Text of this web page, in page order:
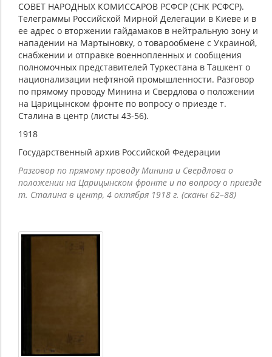
СОВЕТ НАРОДНЫХ КОМИССАРОВ РСФСР (СНК РСФСР).
Телеграммы Российской Мирной Делегации в Киеве и в
ее адрес о вторжении гайдамаков в нейтральную зону и
нападении на Мартыновку, о товарообмене с Украиной,
снабжении и отправке военнопленных и сообщения
полномочных представителей Туркестана в Ташкент о
национализации нефтяной промышленности. Разговор
по прямому проводу Минина и Свердлова о положении
на Царицынском фронте по вопросу о приезде т.
Сталина в центр (листы 43-56).
1918
Государственный архив Российской Федерации
Разговор по прямому проводу Минина и Свердлова о
положении на Царицынском фронте и по вопросу о приезде
т. Сталина в центр, 4 октября 1918 г. (сканы 62–88)